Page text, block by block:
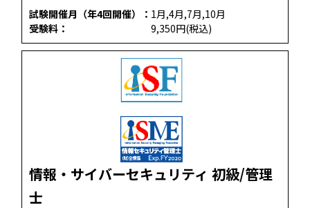
試験開催月（年4回開催）： 1月,4月,7月,10月
受験料：
9,350円(税込)
情報・サイバーセキュリティ 初級/管理
士